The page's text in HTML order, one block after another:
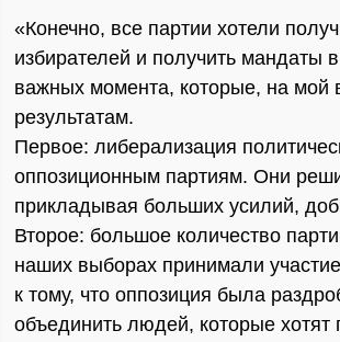
«Конечно, все партии хотели
избирателей и получить мандаты
важных момента, которые, на мой
результатам.
Первое: либерализация
оппозиционным партиям. Они
прикладывая больших усилий,
Второе: большое количество
наших выборах принимали
к тому, что оппозиция была
объединить людей, которые хотят